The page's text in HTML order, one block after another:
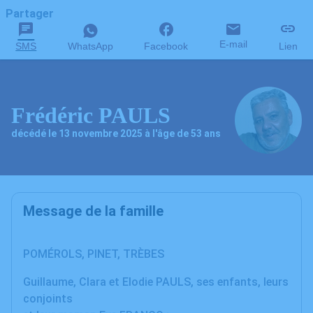
Partager
SMS WhatsApp Facebook E-mail Lien
Frédéric PAULS
décédé le 13 novembre 2025 à l'âge de 53 ans
Message de la famille
POMÉROLS, PINET, TRÈBES
Guillaume, Clara et Elodie PAULS, ses enfants, leurs
conjoints